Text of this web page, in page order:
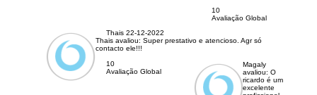
10
Avaliação Global
Thais 22-12-2022
Thais avaliou: Super prestativo e atencioso. Agr só
contacto ele!!!
10
Avaliação Global
Magaly
avaliou:O
ricardo é um
excelente